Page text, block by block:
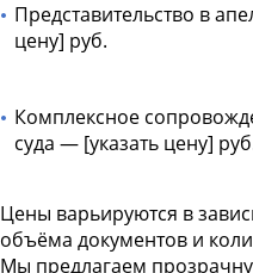
Представительство в
цену] руб.
Комплексное
суда — [указать цену]
Цены варьируются в
объёма документов и
Мы предлагаем